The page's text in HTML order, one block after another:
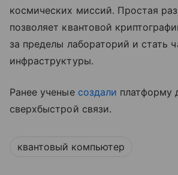
космических миссий. Простая
позволяет квантовой
за пределы лабораторий и стать
инфраструктуры.
Ранее ученые создали платформу
сверхбыстрой связи.
квантовый компьютер